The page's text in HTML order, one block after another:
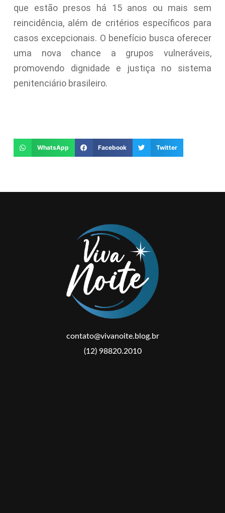
que estão presos há 15 anos ou mais sem
reincidência, além de critérios específicos para
casos excepcionais. O benefício busca oferecer
uma nova chance a grupos vulneráveis,
promovendo dignidade e justiça no sistema
penitenciário brasileiro.
WhatsApp Facebook Twitter
contato@vivanoite.blog.br
(12) 98820.2010